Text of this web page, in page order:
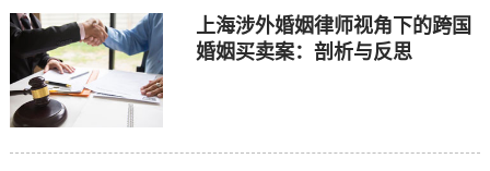
上海涉外婚姻律师视角下的跨国
婚姻买卖案：剖析与反思